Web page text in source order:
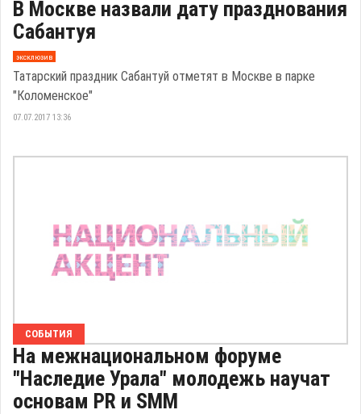
В Москве назвали дату празднования
Сабантуя
эксклюзив
Татарский праздник Сабантуй отметят в Москве в парке
"Коломенское"
07.07.2017 13:36
СОБЫТИЯ
На межнациональном форуме
"Наследие Урала" молодежь научат
основам PR и SMM